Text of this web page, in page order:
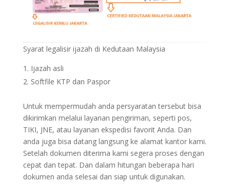
Syarat legalisir ijazah di Kedutaan Malaysia
Ijazah asli
Softfile KTP dan Paspor
Untuk mempermudah anda persyaratan tersebut bisa
dikirimkan melalui layanan pengiriman, seperti pos,
TIKI, JNE, atau layanan ekspedisi favorit Anda. Dan
anda juga bisa datang langsung ke alamat kantor kami.
Setelah dokumen diterima kami segera proses dengan
cepat dan tepat. Dan dalam hitungan beberapa hari
dokumen anda selesai dan siap untuk digunakan.